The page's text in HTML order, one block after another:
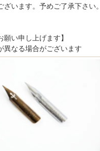
います。予めご了承下さい。
い申し上げます】
異なる場合がございます